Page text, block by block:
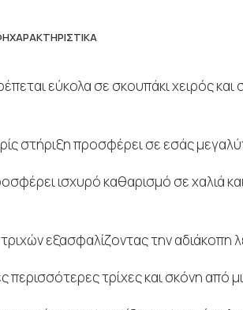
ΧΑΡΑΚΤΗΡΙΣΤΙΚΆ
εύκολα σε σκουπάκι χειρός και
στήριξη προσφέρει σε εσάς
ισχυρό καθαρισμό σε χαλιά
εξασφαλίζοντας την αδιάκοπη
περισσότερες τρίχες και σκόνη από